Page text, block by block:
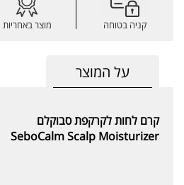
קניה בטוחה מוצר באחריות
על המוצר
קרם לחות לקרקפת סבוקלם
SeboCalm Scalp Moisturizer